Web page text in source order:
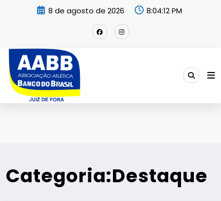
8 de agosto de 2026 8:04:14 PM
Categoria:Destaque